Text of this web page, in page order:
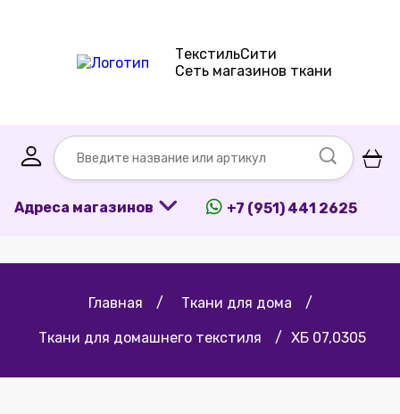
ТекстильСити
Сеть магазинов ткани
Адреса магазинов +7 (951) 441 2625
Главная / Ткани для дома /
Ткани для домашнего текстиля / ХБ 07,0305